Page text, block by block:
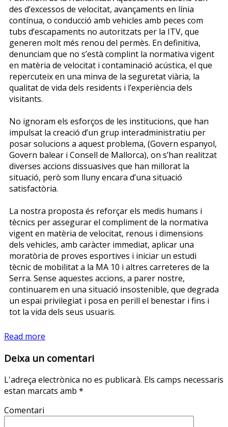
des d’excessos de velocitat, avançaments en línia
contínua, o conducció amb vehicles amb peces com
tubs d’escapaments no autoritzats per la ITV, que
generen molt més renou del permès. En definitiva,
denunciam que no s’està complint la normativa vigent
en matèria de velocitat i contaminació acústica, el que
repercuteix en una minva de la seguretat viària, la
qualitat de vida dels residents i l’experiència dels
visitants.
No ignoram els esforços de les institucions, que han
impulsat la creació d’un grup interadministratiu per
posar solucions a aquest problema, (Govern espanyol,
Govern balear i Consell de Mallorca), on s’han realitzat
diverses accions dissuasives que han millorat la
situació, però som lluny encara d’una situació
satisfactòria.
La nostra proposta és reforçar els medis humans i
tècnics per assegurar el compliment de la normativa
vigent en matèria de velocitat, renous i dimensions
dels vehicles, amb caràcter immediat, aplicar una
moratòria de proves esportives i iniciar un estudi
tècnic de mobilitat a la MA 10 i altres carreteres de la
Serra. Sense aquestes accions, a parer nostre,
continuarem en una situació insostenible, que degrada
un espai privilegiat i posa en perill el benestar i fins i
tot la vida dels seus usuaris.
Read more
Deixa un comentari
L'adreça electrònica no es publicarà. Els camps necessaris
estan marcats amb *
Comentari